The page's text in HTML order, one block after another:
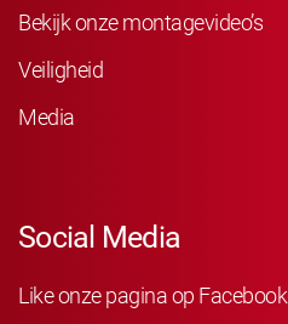
Bekijk onze montagevideo’s
Veiligheid
Media
Social Media
Like onze pagina op Facebook